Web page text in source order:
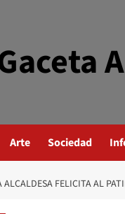
Arte Sociedad
ALCALDESA FELICITA AL